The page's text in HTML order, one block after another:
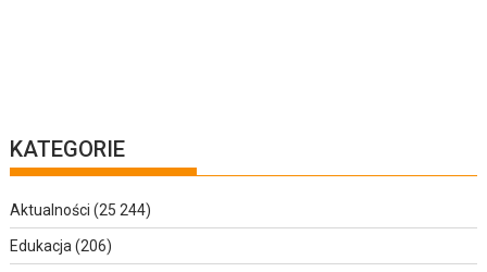
KATEGORIE
Aktualności (25 244)
Edukacja(206)